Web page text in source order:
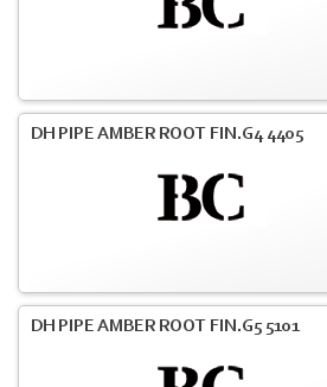
DH PIPE AMBER ROOT FIN.G4 4405
DH PIPE AMBER ROOT FIN.G5 5101